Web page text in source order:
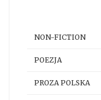
NON-FICTION
POEZJA
PROZA POLSKA